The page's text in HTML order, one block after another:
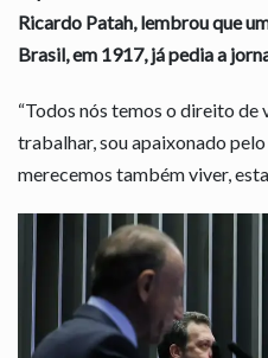
Ricardo Patah, lembrou que
Brasil, em 1917, já pedia a
“Todos nós temos o direito de
trabalhar, sou apaixonado
merecemos também viver,